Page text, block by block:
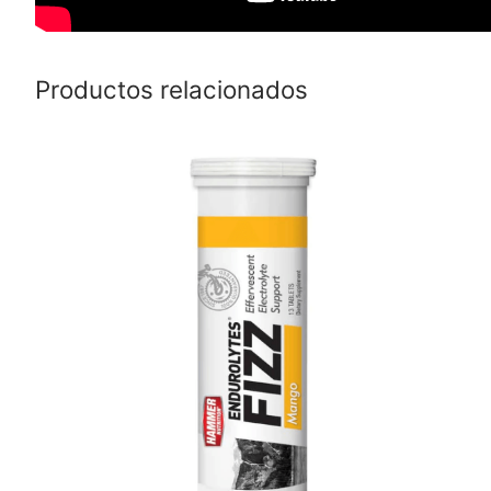
Productos relacionados